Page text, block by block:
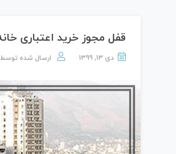
قفل مجوز خرید اعتباری
دی 13, 1399 ارسال شده توسط